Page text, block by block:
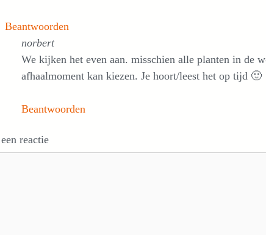
Beantwoorden
norbert
We kijken het even aan. misschien alle planten in de
afhaalmoment kan kiezen. Je hoort/leest het op tijd 🙂
Beantwoorden
reactie